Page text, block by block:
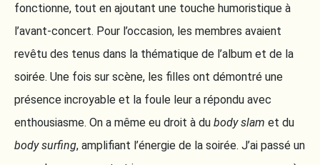
fonctionne, tout en ajoutant une touche humoristique à
l’avant-concert. Pour l’occasion, les membres avaient
revêtu des tenus dans la thématique de l’album et de la
soirée. Une fois sur scène, les filles ont démontré une
présence incroyable et la foule leur a répondu avec
enthousiasme. On a même eu droit à du body slam et du
body surfing, amplifiant l’énergie de la soirée. J’ai passé un